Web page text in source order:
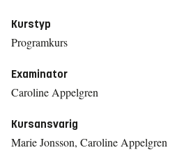
Kurstyp
Programkurs
Examinator
Caroline Appelgren
Kursansvarig
Marie Jonsson, Caroline Appelgren